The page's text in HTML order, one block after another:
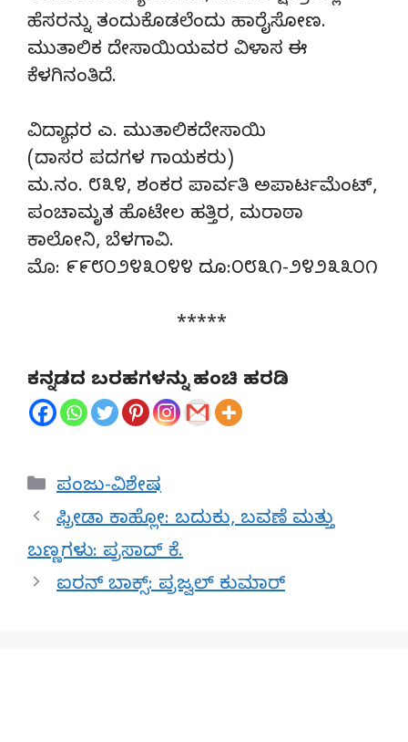
ಹೆಸರನ್ನು ತಂದುಕೊಡಲೆಂದು ಹಾರೈಸೋಣ.
ಮುತಾಲಿಕ ದೇಸಾಯಿಯವರ ವಿಳಾಸ ಈ
ಕೆಳಗಿನಂತಿದೆ.
ವಿದ್ಯಾಧರ ಎ. ಮುತಾಲಿಕದೇಸಾಯಿ
(ದಾಸರ ಪದಗಳ ಗಾಯಕರು)
ಮ.ನಂ. ೮೩೪, ಶಂಕರ ಪಾರ್ವತಿ ಅಪಾರ್ಟಮೆಂಟ್,
ಪಂಚಾಮೃತ ಹೊಟೇಲ ಹತ್ತಿರ, ಮರಾಠಾ
ಕಾಲೋನಿ, ಬೆಳಗಾವಿ.
ಮೊ: ೯೯೮೦೨೪೩೦೪೪ ದೂ:೦೮೩೧-೨೪೨೩೩೦೧
*****
ಕನ್ನಡದ ಬರಹಗಳನ್ನು ಹಂಚಿ ಹರಡಿ
Categories
ಪಂಜು-ವಿಶೇಷ
ಫ್ರೀಡಾ ಕಾಹ್ಲೋ: ಬದುಕು, ಬವಣೆ ಮತ್ತು
ಬಣ್ಣಗಳು: ಪ್ರಸಾದ್ ಕೆ.
ಐರನ್ ಬಾಕ್ಸ್: ಪ್ರಜ್ವಲ್ ಕುಮಾರ್